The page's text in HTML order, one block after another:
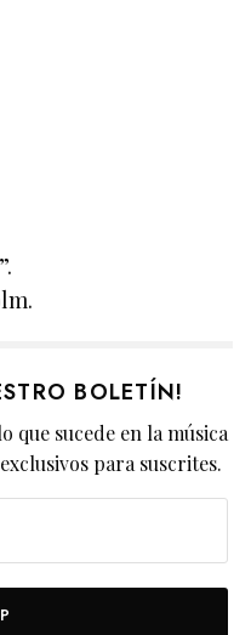
BOLETÍN!
que sucede en la música
para suscrites.